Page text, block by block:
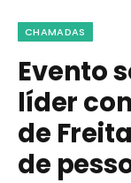
CHAMADAS
Evento
líder
de
de